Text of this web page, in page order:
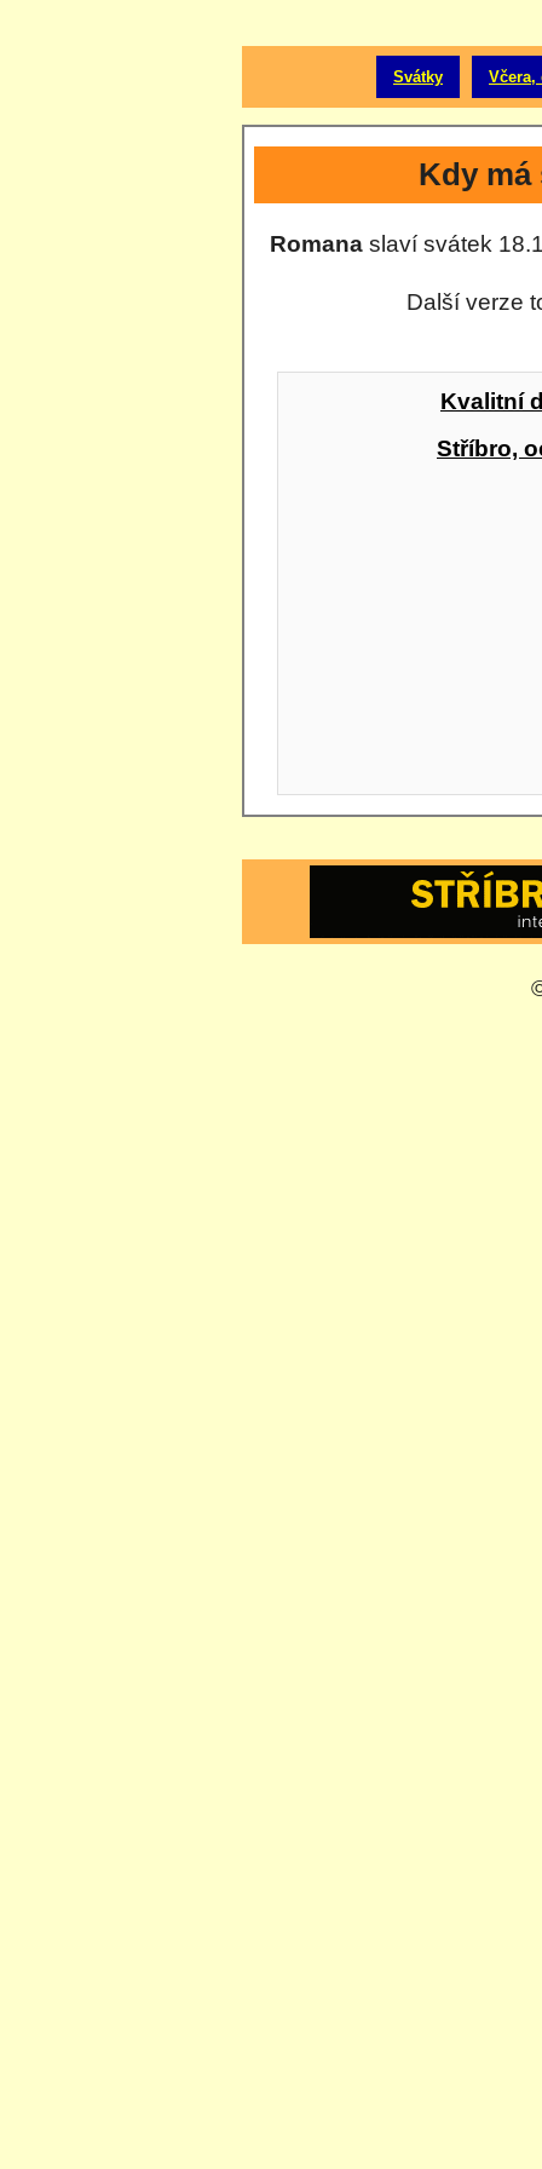
Svátky Včera,
Kdy má
Romana slaví svátek
Další verze
Kvalitní
Stříbro,